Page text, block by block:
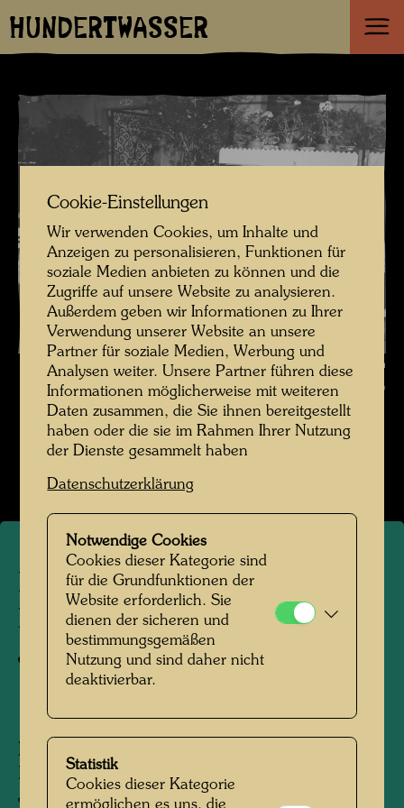
HUNDERTWASSER
Hundertwasser mit Yuko Ikewada und den Brüdern Julian und Jean
Aberbach , Fotograf: Unbekannt Unknown © Hundertwasser Archiv
Hundertwasser Weggefährten
Bildergalerie öffnen
Hundertwasser mit Yuko
Ikewada und den Brüdern
Julian und Jean Aberbach
1962
Personen am Foto:
Friedensreich Hundertwasser, Yuko Ikewada,
Jean Aberbach
Cookie-Einstellungen
Wir verwenden Cookies, um Inhalte und
Anzeigen zu personalisieren, Funktionen für
soziale Medien anbieten zu können und die
Zugriffe auf unsere Website zu analysieren.
Außerdem geben wir Informationen zu Ihrer
Verwendung unserer Website an unsere
Partner für soziale Medien, Werbung und
Analysen weiter. Unsere Partner führen diese
Informationen möglicherweise mit weiteren
Daten zusammen, die Sie ihnen bereitgestellt
haben oder die sie im Rahmen Ihrer Nutzung
der Dienste gesammelt haben
Datenschutzerklärung
Notwendige Cookies
Cookies dieser Kategorie sind
für die Grundfunktionen der
Website erforderlich. Sie
dienen der sicheren und
bestimmungsgemäßen
Nutzung und sind daher nicht
deaktivierbar.
Statistik
Cookies dieser Kategorie
ermöglichen es uns, die